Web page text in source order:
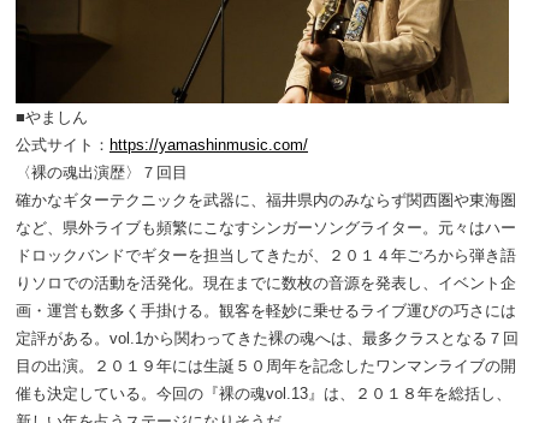
■やましん
公式サイト： https://yamashinmusic.com/
〈裸の魂出演歴〉７回目
確かなギターテクニックを武器に、福井県内のみならず関西圏や東海圏
など、県外ライブも頻繁にこなすシンガーソングライター。元々はハー
ドロックバンドでギターを担当してきたが、２０１４年ごろから弾き語
りソロでの活動を活発化。現在までに数枚の音源を発表し、イベント企
画・運営も数多く手掛ける。観客を軽妙に乗せるライブ運びの巧さには
定評がある。vol.1から関わってきた裸の魂へは、最多クラスとなる７回
目の出演。２０１９年には生誕５０周年を記念したワンマンライブの開
催も決定している。今回の『裸の魂vol.13』は、２０１８年を総括し、